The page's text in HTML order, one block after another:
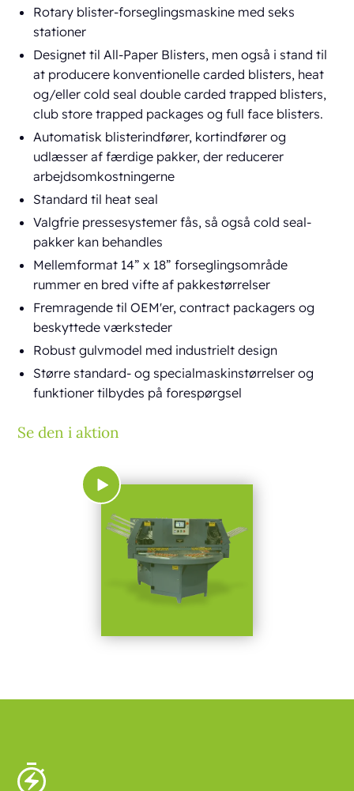
Rotary blister-forseglingsmaskine med seks
stationer
Designet til All-Paper Blisters, men også i stand til
at producere konventionelle carded blisters, heat
og/eller cold seal double carded trapped blisters,
club store trapped packages og full face blisters.
Automatisk blisterindfører, kortindfører og
udlæsser af færdige pakker, der reducerer
arbejdsomkostningerne
Standard til heat seal
Valgfrie pressesystemer fås, så også cold seal-
pakker kan behandles
Mellemformat 14” x 18” forseglingsområde
rummer en bred vifte af pakkestørrelser
Fremragende til OEM'er, contract packagers og
beskyttede værksteder
Robust gulvmodel med industrielt design
Større standard- og specialmaskinstørrelser og
funktioner tilbydes på forespørgsel
Se den i aktion